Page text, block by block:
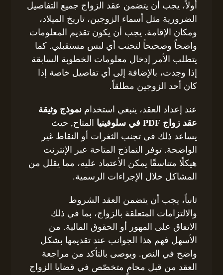
أولاً، يجب أن يتضمن عقد الزواج جميع التفاصيل
الضرورية مثل أسماء الزوجين، تاريخ الميلاد،
ومكان الإقامة. يجب أن يكون تقديم المعلومات
واضحاً وصحيحاً لتجنب أي لبس مستقبلي. كما
يتطلب الأمر إدخال معلومات الخطوبة السابقة
إذا وجدت، بالإضافة إلى أي تفاصيل خاصة إذا
كان أحد الزوجين مطلقاً.
عند إعداد العقد، ينبغي استخدامنموذج وثيقة
عقد زواج PDF في سلوفينيا
المتاح, حيث
يساعد ذلك في تجنب الثغرات أو النقاط غير
الواضحة. توفر النماذج المتاحة عبر الإنترنت
هيكلًا متناسقًا يمكن الأعتماد عليه، مما يقلل من
المشاكل خلال الإجراءات الرسمية.
ثانياً، يجب أن يتضمن العقد الشروط
والالتزامات المتعلقة بالزواج، بما في ذلك
الاتفاق على المهور أو الحقوق المالية. من
الأسهل فهم هذا الجوانب عند تقديمها بشكل
واضح في النص. ويوصى بالتأكد من مراجعة
العقد من قبل محامٍ متخصّص في قضايا الزواج